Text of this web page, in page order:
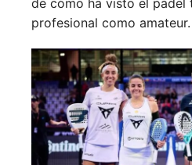
de cómo ha visto el pádel
profesional como amateur.